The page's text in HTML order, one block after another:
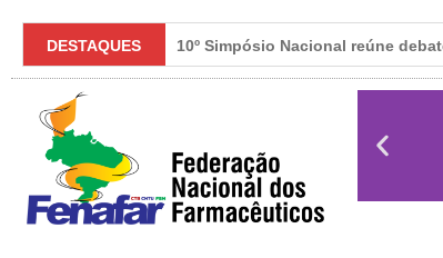
DESTAQUES 10º Simpósio Nacional reúne